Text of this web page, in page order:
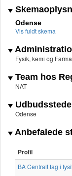
Odense
Vis fuldt skema
Fysik, kemi og
Team hos
NAT
Odense
Anbefalede
Profil
BA Centralt fag i